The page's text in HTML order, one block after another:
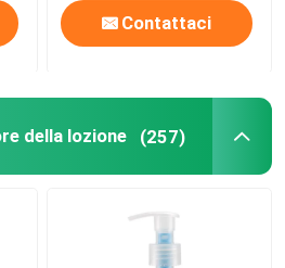
Contattaci
della lozione (257)